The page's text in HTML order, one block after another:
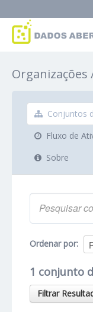
Grupos
Sobre
Organizações
Conjuntos
Fluxo de
Sobre
Ordenar por
1 conjunto
Filtrar